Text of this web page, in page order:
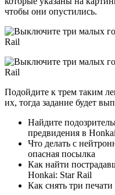
чтобы они опустились.
Подойдите к трем таким
их, тогда задание будет
Найдите
предвидения в
Что делать с
опасная посылка
Как найти
Honkai: Star Rail
Как снять три